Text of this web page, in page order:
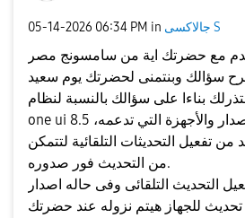
‎05-14-2026 06:34 PM in جالاكسى S
مع حضرتك اية من سامسونج مصر
سؤالك وبنتمنى لحضرتك يوم سعيد
بناءا على سؤالك بالنسبة لنظام
one ui 8.5 لم يتم تحديد موعد الإصدار والأجهزة التي تدعمه،
من تفعيل التحديثات التلقائية لتتمكن
من التحديث فور صدوره.
التحديث التلقائى وفى حاله اصدار
للجهاز هيتم نزوله عند حضرتك